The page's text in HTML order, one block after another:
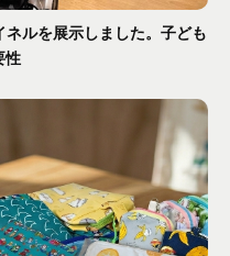
ルを展示しました。子ども
性